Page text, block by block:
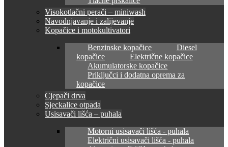
Visokotlačni perači – miniwash
Navodnjavanje i zalijevanje
Kopačice i motokultivatori
Benzinske kopačice
Diesel
kopačice
Električne kopačice
Akumulatorske kopačice
Priključci i dodatna oprema za
kopačice
Cjepači drva
Sjeckalice otpada
Usisavači lišća – puhala
Motorni usisavači lišća - puhala
Električni usisavači lišća - puhala